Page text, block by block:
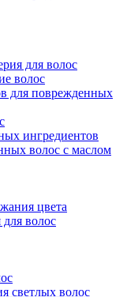
для волос
волос
для поврежденных
ингредиентов
волос с маслом
цвета
волос
светлых волос